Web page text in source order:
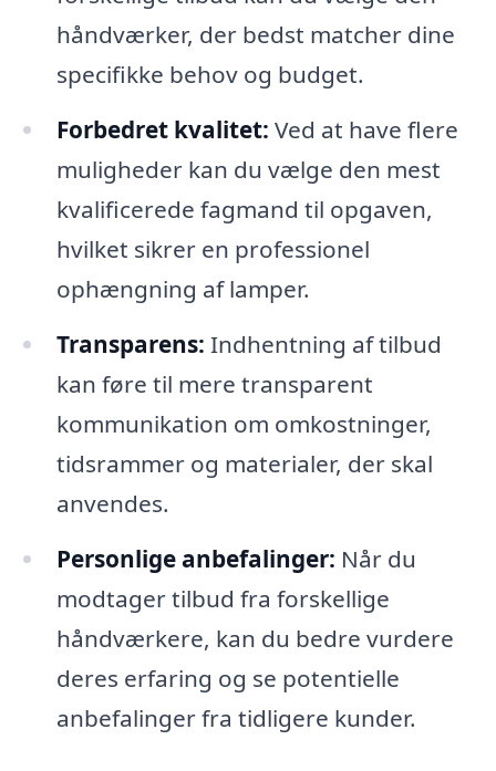
håndværker, der bedst matcher dine
specifikke behov og budget.
Forbedret kvalitet: Ved at have flere
muligheder kan du vælge den mest
kvalificerede fagmand til opgaven,
hvilket sikrer en professionel
ophængning af lamper.
Transparens: Indhentning af tilbud
kan føre til mere transparent
kommunikation om omkostninger,
tidsrammer og materialer, der skal
anvendes.
Personlige anbefalinger: Når du
modtager tilbud fra forskellige
håndværkere, kan du bedre vurdere
deres erfaring og se potentielle
anbefalinger fra tidligere kunder.